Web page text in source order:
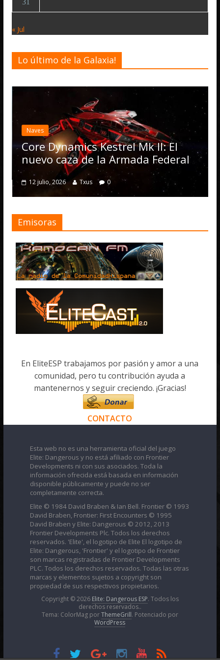
31
« Jul
Lo último de la Galaxia!
Dynamics Kestrel Mk II: El
caza de la Armada Federal
julio, 2026 Txus 0
Desarrollo
Elite
Emisoras
En EliteESP trabajamos por pasión y amor a una
comunidad, pero tu contribución ayuda a
mantenernos y seguir creciendo. ¡Gracias!
CONTACTO
Esta web no es una herramienta oficial del juego
Elite: Dangerous y no está afiliado con Frontier
Developments ni con sus asociados. Toda la
información ofrecida está basada en información
disponible públicamente y puede no ser
completamente correcta.
Elite © 1984 David Braben & Ian Bell. Frontier © 1993
David Braben, Frontier: First Encounters © 1995
David Braben y Elite: Dangerous © 2012, 2013
Frontier Developments Plc. Todos los derechos
reservados. 'Elite', el logotipo de Elite El logotipo de
Elite: Dangerous, 'Frontier' y el logotipo de Frontier
son marcas registradas de Frontier Developments
PLC. Todos los derechos reservados. Todas las otras
marcas y elementos sujetos a copyright son
propiedad de sus respectivos propietarios.
Copyright © 2026 Elite: Dangerous ESP. Todos los
derechos reservados..
Tema: ColorMag porThemeGrill. Potenciado por
WordPress